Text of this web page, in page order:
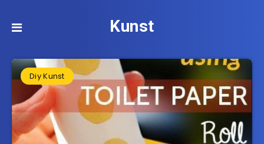
Kunst
Diy Kunst